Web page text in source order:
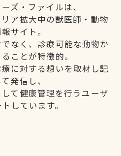
ズ・ファイルは、
ア拡大中の獣医師・動物
サイト。
なく、診療可能な動物か
ことが特徴的。
に対する想いを取材し記
発信し、
て健康管理を行うユーザ
しています。